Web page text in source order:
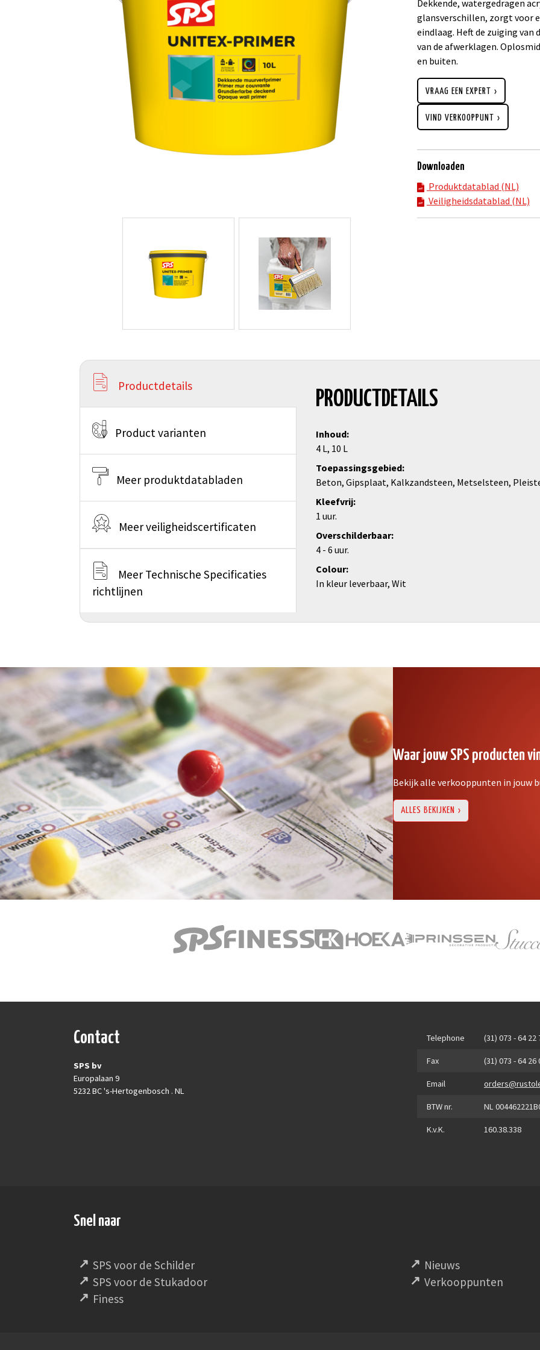
Dekkende, watergedragen
glansverschillen, zorgt voor
eindlaag. Heft de zuiging
van de afwerklagen.
en buiten.
VRAAG EEN EXPERT
VIND VERKOOPPUNT
Downloaden
Produktdatablad (NL)
Veiligheidsdatablad (NL)
Productdetails
Product varianten
Meer produktdatabladen
Meer veiligheidscertificaten
Meer Technische Specificaties
richtlijnen
PRODUCTDETAILS
Inhoud
4 L, 10 L
Toepassingsgebied
Beton, Gipsplaat, Kalkzandsteen, Metselsteen,
Kleefvrij
1 uur.
Overschilderbaar
4 - 6 uur.
Colour
In kleur leverbaar, Wit
Waar jouw SPS producten
Bekijk alle verkooppunten in jouw
ALLES BEKIJKEN
Contact
SPS bv
Europalaan 9
5232 BC 's-Hertogenbosch . NL
Telephone (31) 073 - 64 22
Fax (31) 073 - 64 26
Email
BTW nr. NL
K.v.K. 160.38.338
Snel naar
SPS voor de Schilder
SPS voor de Stukadoor
Finess
Nieuws
Verkooppunten